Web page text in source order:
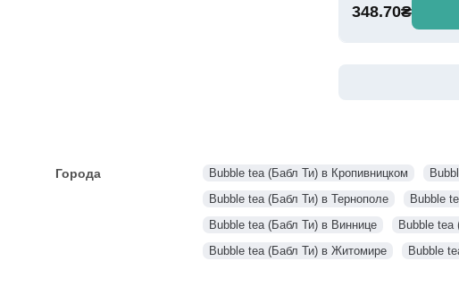
348.70₴
Города Bubble tea (Бабл Ти) в Кропивницком
Bubble tea (Бабл Ти) в Тернополе
Bubble
Bubble tea (Бабл Ти) в Виннице
Bubble
Bubble tea (Бабл Ти) в Житомире
Bubble